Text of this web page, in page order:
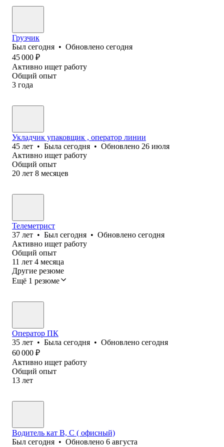
Грузчик
Был сегодня • Обновлено сегодня
45 000 ₽
Активно ищет работу
Общий опыт
3 года
Укладчик упаковщик , оператор линии
45 лет • Была сегодня • Обновлено 26 июля
Активно ищет работу
Общий опыт
20 лет 8 месяцев
Телеметрист
37 лет • Был сегодня • Обновлено сегодня
Активно ищет работу
Общий опыт
11 лет 4 месяца
Другие резюме
Ещё 1 резюме
Оператор ПК
35 лет • Была сегодня • Обновлено сегодня
60 000 ₽
Активно ищет работу
Общий опыт
13 лет
Водитель кат В, С ( офисный)
Был сегодня • Обновлено 6 августа